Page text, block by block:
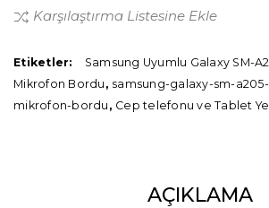
Karşılaştırma Listesine Ekle
Etiketler:
Samsung Uyumlu Galaxy SM-
Mikrofon Bordu , samsung-galaxy-sm-
mikrofon-bordu , Cep telefonu ve Tablet
AÇIKLAMA